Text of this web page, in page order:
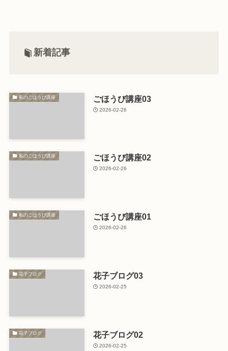
新着記事
私のごほうび講座 ごほうび講座03
2026-02-26
私のごほうび講座 ごほうび講座02
2026-02-26
私のごほうび講座 ごほうび講座01
2026-02-26
花子ブログ 花子ブログ03
2026-02-25
花子ブログ 花子ブログ02
2026-02-25